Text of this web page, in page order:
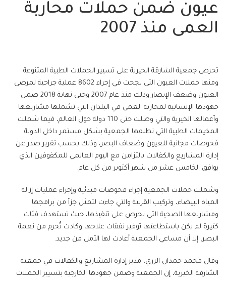
عيون ضمن حملات محاربة
العمى منذ 2007
تحرص جمعية الشارقة الخيرية على تسيير الحملات الطبية المتنوعة
ومنها حملات العيون التي نجحت في إجراء 8602 عملية جراحية لمرضى
العيون وضعف الإبصار وذلك منذ عام 2007 وحتى نهاية 2018 ضمن
جهودها الإنسانية لمحاربة العمى في البلدان التي تشملها مشاريعها
وأعمالها الخيرية والتي وصلت حتى 110 دولة حول العالم، فيما شملت
المخيمات الطبية التي تطلقها الجمعية بشكل مستمر داخل الدولة
فحوصات مجانية للعيون وضعاف البصر، وذلك بحسب تقرير صدر عن
إدارة المشاريع والكفالات بالتزامن مع اليوم العالمي للمكفوفين الذي
يوافق الخامس عشر من شهر أكتوبر من كل عام.
وشملت حملات الجمعية إجراء فحوصات مبدئية وإجراء عمليات إزالة
المياه البيضاء، وتركيب القرنية والتي جاءت لتمثل جزأ من برامجها
ومشاريعها الصحية التي تحرص على تنفيذها، حيث تستهدف فئات
كثيرة لم يكن باستطاعتها توفير نفقات علاجها وكادت تُحرم من نعمة
البصر، إلا أن مساعي الجمعية أعادت لها الأمل من جديد.
وقال محمد حمدان الزري، مدير إدارة المشاريع والكفالات في جمعية
الشارقة الخيرية، إن الجمعية وضمن جهودها الخارجية بتسيير الحملات